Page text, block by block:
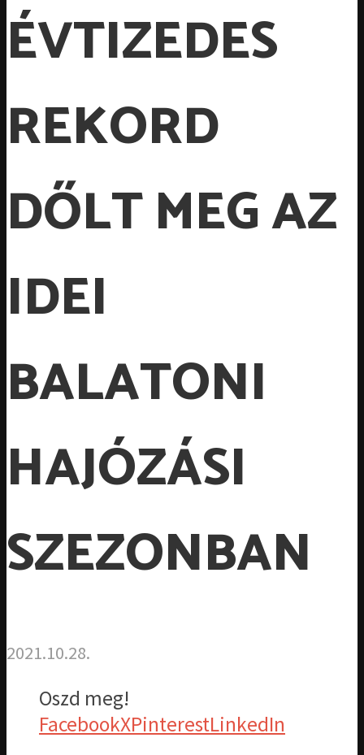
ÉVTIZEDES
REKORD
DŐLT MEG AZ
IDEI
BALATONI
HAJÓZÁSI
SZEZONBAN
2021.10.28.
Oszd meg!
FacebookXPinterestLinkedIn